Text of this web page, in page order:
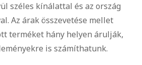
széles kínálattal és az ország
Az árak összevetése mellet
terméket hány helyen árulják,
is számíthatunk.